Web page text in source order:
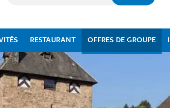
RESTAURANT OFFRES DE GROUPE